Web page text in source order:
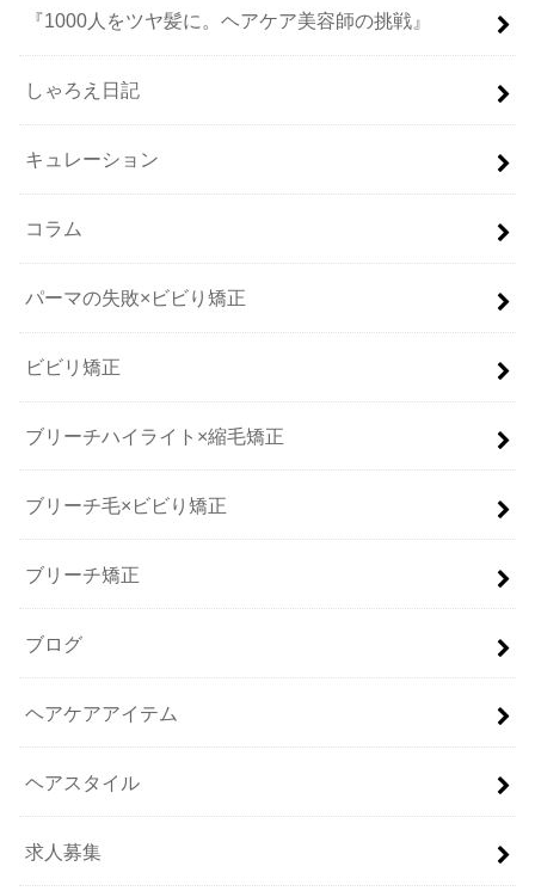
『1000人をツヤ髪に。ヘアケア美容師の挑戦』
しゃろえ日記
キュレーション
コラム
パーマの失敗×ビビり矯正
ビビリ矯正
ブリーチハイライト×縮毛矯正
ブリーチ毛×ビビり矯正
ブリーチ矯正
ブログ
ヘアケアアイテム
ヘアスタイル
求人募集